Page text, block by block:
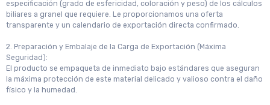
especificación (grado de esfericidad, coloración y peso) de los cálculos
biliares a granel que requiere. Le proporcionamos una oferta
transparente y un calendario de exportación directa confirmado.
2. Preparación y Embalaje de la Carga de Exportación (Máxima
Seguridad):
El producto se empaqueta de inmediato bajo estándares que aseguran
la máxima protección de este material delicado y valioso contra el daño
físico y la humedad.